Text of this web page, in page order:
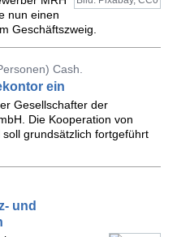
nun einen
Geschäftszweig.
Cash.
ein
Gesellschafter der
Die Kooperation von
grundsätzlich fortgeführt
und